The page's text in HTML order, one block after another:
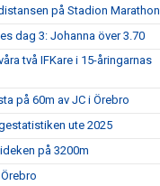
på Stadion Marathon
dag 3: Johanna över 3.70
två IFKare i 15-åringarnas
på 60m av JC i Örebro
ute 2025
på 3200m